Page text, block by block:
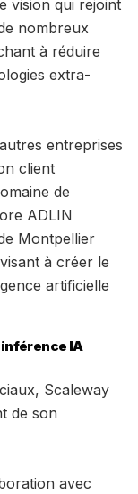
vision qui rejoint
nombreux
à réduire
extra-
entreprises
client
de
ADLIN
Montpellier
à créer le
artificielle
IA
Scaleway
de son
avec